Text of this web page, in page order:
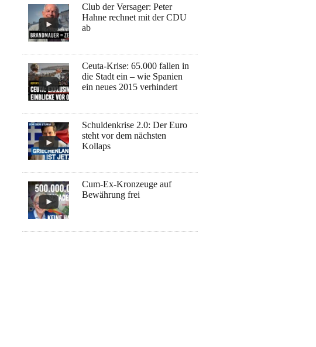
Club der Versager: Peter
Hahne rechnet mit der CDU
ab
Ceuta-Krise: 65.000 fallen in
die Stadt ein – wie Spanien
ein neues 2015 verhindert
Schuldenkrise 2.0: Der Euro
steht vor dem nächsten
Kollaps
Cum-Ex-Kronzeuge auf
Bewährung frei